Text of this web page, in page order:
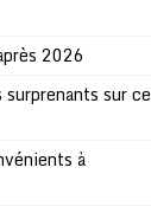
2026
sur ce
à